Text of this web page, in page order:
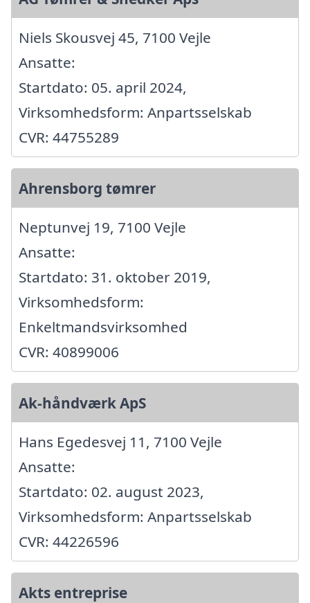
Niels Skousvej 45, 7100 Vejle
Ansatte:
Startdato: 05. april 2024,
Virksomhedsform: Anpartsselskab
CVR: 44755289
Ahrensborg tømrer
Neptunvej 19, 7100 Vejle
Ansatte:
Startdato: 31. oktober 2019,
Virksomhedsform:
Enkeltmandsvirksomhed
CVR: 40899006
Ak-håndværk ApS
Hans Egedesvej 11, 7100 Vejle
Ansatte:
Startdato: 02. august 2023,
Virksomhedsform: Anpartsselskab
CVR: 44226596
Akts entreprise